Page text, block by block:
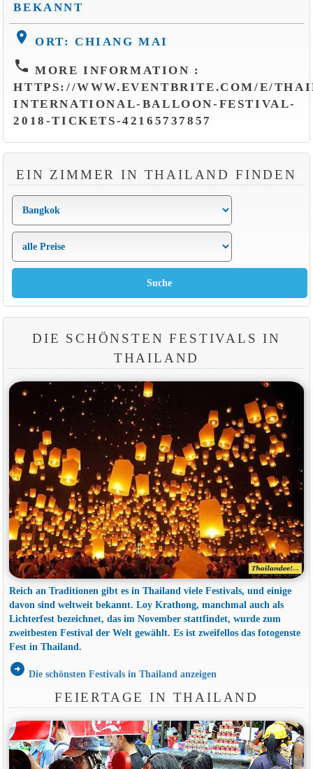
BEKANNT
location_on ORT: CHIANG MAI
phone MORE INFORMATION :
HTTPS://WWW.EVENTBRITE.COM/E/
INTERNATIONAL-BALLOON-FESTIVAL-
2018-TICKETS-42165737857
EIN ZIMMER IN THAILAND FINDEN
DIE SCHÖNSTEN FESTIVALS IN
THAILAND
Reich an Traditionen gibt es in Thailand viele Festivals, und einige
davon sind weltweit bekannt. Loy Krathong, manchmal auch als
Lichterfest bezeichnet, das im November stattfindet, wurde zum
zweitbesten Festival der Welt gewählt. Es ist zweifellos das fotogenste
Fest in Thailand.
arrow_circle_right Die schönsten Festivals in Thailand anzeigen
FEIERTAGE IN THAILAND